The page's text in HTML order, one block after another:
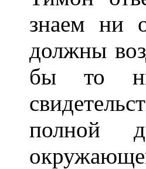
знаем ни
должны
бы то ни
полной